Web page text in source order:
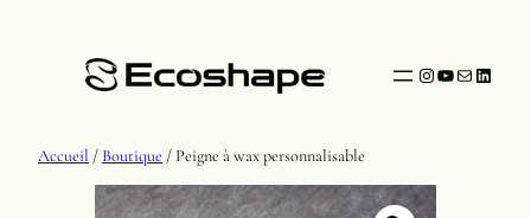
Instagram
YouTube
Mail
Accueil / Boutique / Peigne à wax personnalisable